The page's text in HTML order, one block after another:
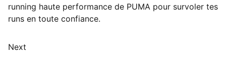
running haute performance de PUMA pour survoler tes
runs en toute confiance.
Next